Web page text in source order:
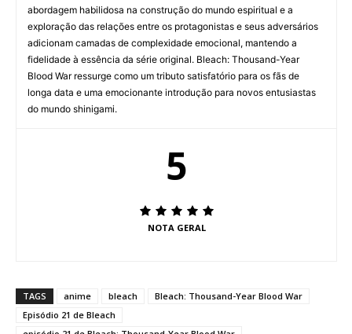
abordagem habilidosa na construção do mundo espiritual e a
exploração das relações entre os protagonistas e seus adversários
adicionam camadas de complexidade emocional, mantendo a
fidelidade à essência da série original. Bleach: Thousand-Year
Blood War ressurge como um tributo satisfatório para os fãs de
longa data e uma emocionante introdução para novos entusiastas
do mundo shinigami.
5
NOTA GERAL
TAGS anime bleach
Bleach: Thousand-Year Blood War
Episódio 21 de Bleach